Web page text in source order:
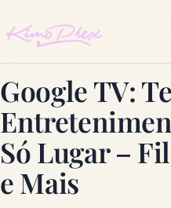
Google TV:
Só Lugar –
e Mais